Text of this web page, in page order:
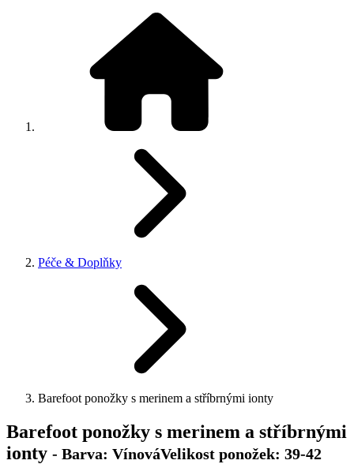
Péče & Doplňky
Barefoot ponožky s merinem a stříbrnými ionty
Barefoot ponožky s merinem a stříbrnými
ionty - Barva: VínováVelikost ponožek: 39-42